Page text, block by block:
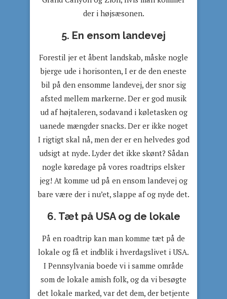
der i højsæsonen.
5. En ensom landevej
Forestil jer et åbent landskab, måske nogle
bjerge ude i horisonten, I er de den eneste
bil på den ensomme landevej, der snor sig
afsted mellem markerne. Der er god musik
ud af højtaleren, sodavand i køletasken og
uanede mængder snacks. Der er ikke noget
I rigtigt skal nå, men der er en helvedes god
udsigt at nyde. Lyder det ikke skønt? Sådan
nogle køredage på vores roadtrips elsker
jeg! At komme ud på en ensom landevej og
bare være der i nu’et, slappe af og nyde det.
6. Tæt på USA og de lokale
På en roadtrip kan man komme tæt på de
lokale og få et indblik i hverdagslivet i USA.
I Pennsylvania boede vi i samme område
som de lokale amish folk, og da vi besøgte
det lokale marked, var det dem, der betjente